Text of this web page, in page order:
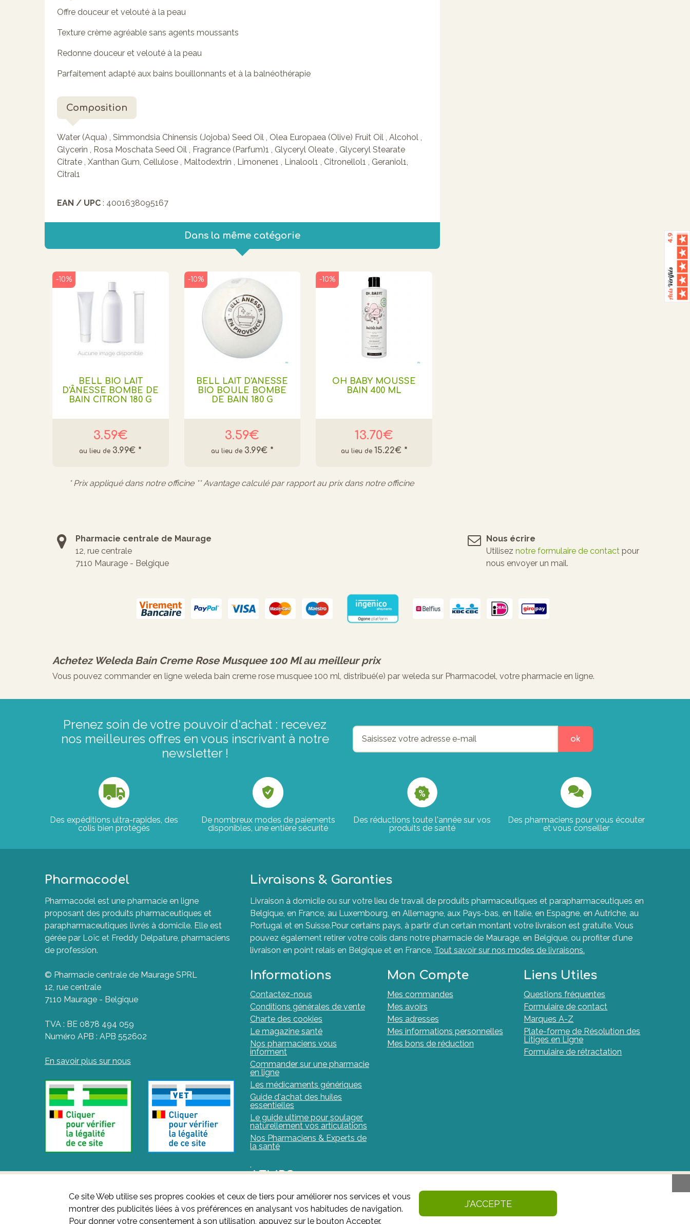
Offre douceur et velouté à la peau
Texture crème agréable sans agents moussants
Redonne douceur et velouté à la peau
Parfaitement adapté aux bains bouillonnants et à la balnéothérapie
Composition
Water (Aqua) , Simmondsia Chinensis (Jojoba) Seed Oil , Olea Europaea (Olive) Fruit Oil , Alcohol ,
Glycerin , Rosa Moschata Seed Oil , Fragrance (Parfum)1 , Glyceryl Oleate , Glyceryl Stearate
Citrate , Xanthan Gum, Cellulose , Maltodextrin , Limonene1 , Linalool1 , Citronellol1 , Geraniol1,
Citral1
EAN / UPC : 4001638095167
Dans la même catégorie
BELL BIO LAIT
D'ÂNESSE BOMBE DE
BAIN CITRON 180 G
3.59€
-10%
3.99€ *
BELL LAIT D'ÂNESSE
BIO BOULE BOMBE
DE BAIN 180 G
3.59€
-10%
3.99€ *
OH BABY MOUSSE
BAIN 400 ML
13.70€
-10%
15.22€ *
* Prix appliqué dans notre officine ** Avantage calculé par rapport au prix dans notre officine
Pharmacie centrale de Maurage
12, rue centrale
7110 Maurage - Belgique
Nous écrire
Utilisez notre formulaire de contact pour
nous envoyer un mail.
Achetez Weleda Bain Creme Rose Musquee 100 Mlau meilleur prix
Vous pouvez commander en ligne weleda bain creme rose musquee 100 ml, distribué(e) par weleda sur Pharmacodel, votre pharmacie en ligne.
Prenez soin de votre pouvoir d'achat : recevez
nos meilleures offres en vous inscrivant à notre
newsletter !
ok
Des expéditions ultra-rapides, des
colis bien protégés
De nombreux modes de paiements
disponibles, une entière sécurité
Des réductions toute l'année sur vos
produits de santé
Des pharmaciens pour vous écouter
et vous conseiller
Pharmacodel
Pharmacodel est une pharmacie en ligne
proposant des produits pharmaceutiques et
parapharmaceutiques livrés à domicile. Elle est
gérée par Loïc et Freddy Delpature, pharmaciens
de profession.
© Pharmacie centrale de Maurage SPRL
12, rue centrale
7110 Maurage - Belgique
TVA : BE 0878 494 059
Numéro APB : APB 552602
En savoir plus sur nous
Livraisons & Garanties
Livraison à domicile ou sur votre lieu de travail de produits pharmaceutiques et parapharmaceutiques en
Belgique, en France, au Luxembourg, en Allemagne, aux Pays-bas, en Italie, en Espagne, en Autriche, au
Portugal et en Suisse.Pour certains pays, à partir d'un certain montant votre livraison est gratuite. Vous
pouvez également retirer votre colis dans notre pharmacie de Maurage, en Belgique, ou profiter d'une
livraison en point relais en Belgique et en France. Tout savoir sur nos modes de livraisons.
Ce site Web utilise ses propres cookies et ceux de tiers pour améliorer nos services et vous
montrer des publicités liées à vos préférences en analysant vos habitudes de navigation.
Pour donner votre consentement à son utilisation, appuyez sur le bouton Accepter.
J'ACCEPTE
Informations
Contactez-nous
Conditions générales de vente
Charte des cookies
Le magazine santé
Nos pharmaciens vous
informent
Commander sur une pharmacie
en ligne
Les médicaments génériques
Guide d'achat des huiles
essentielles
Le guide ultime pour soulager
naturellement vos articulations
Nos Pharmaciens & Experts de
la santé
.
Mon Compte
Mes commandes
Mes avoirs
Mes adresses
Mes informations personnelles
Mes bons de réduction
Liens Utiles
Questions fréquentes
Formulaire de contact
Marques A-Z
Plate-forme de Résolution des
Litiges en Ligne
Formulaire de rétractation
AFMPS
L'AFMPS est l’autorité compétente en matière de médicaments et de produits de santé en Belgique. Ce
site est sous son contrôle. Agence fédérale des médicaments et des produits de santé – afmps
: Avenue Galilée 5/03 1210 Bruxelles